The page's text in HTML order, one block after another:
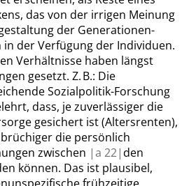
das von der irrigen Meinung
der Generationen-
in der Verfügung der Individuen.
Verhältnisse haben längst
gesetzt. Z. B.: Die
Sozialpolitik-Forschung
dass, je zuverlässiger die
gesichert ist (Altersrenten),
die persönlich
zwischen |a 22|den
können. Das ist plausibel,